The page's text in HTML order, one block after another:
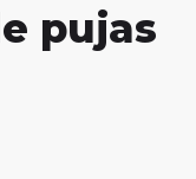
pujas